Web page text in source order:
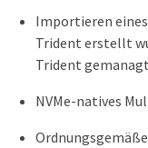
Importieren eines
Trident erstellt
Trident
NVMe-natives